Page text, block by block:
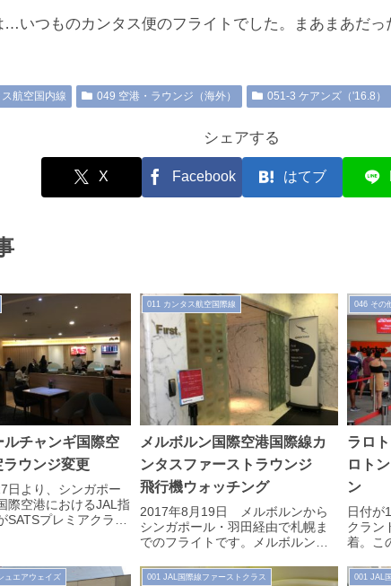
…いつものカンタス便のフライトでした。まあまあだっ
航空国内線 049 空港・ラウンジ（海外） 051-3 ケアンズ（'16.8）
シェアする
X Facebook はてブ
ルチャンギ国際空
ウンジ変更
日より、シンガポー
際空港におけるJAL指
SATSプレミアクラブ
011 カンタス航空国際線
メルボルン国際空港国際線カ
ンタスファーストラウンジ
飛行機ウォッチング
2017年8月19日 メルボルンから
シンガポール・羽田経由で札幌ま
でのフライトです。メルボルン→
に、カンタスファーストラウンジ
046 その
ラロ
ロト
ン
日付が
クラン
着。こ
ュエアウェイズ 001 JAL国際線ファーストクラス 001 JAL